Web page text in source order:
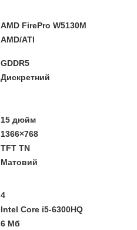
AMD FirePro W5130M
AMD/ATI
GDDR5
Дискретний
15 дюйм
1366×768
TFT TN
Матовий
4
Intel Core i5-6300HQ
6 Мб